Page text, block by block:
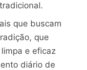
que buscam
que
e eficaz
diário de